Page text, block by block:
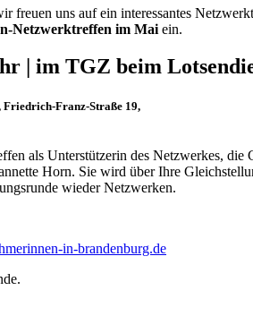
freuen uns auf ein interessantes
Netzwerktreffen im Mai ein.
| im TGZ beim
Friedrich-Franz-Straße 19,
als Unterstützerin des Netzwerkes, die
Horn. Sie wird über Ihre
wieder Netzwerken.
in-brandenburg.de